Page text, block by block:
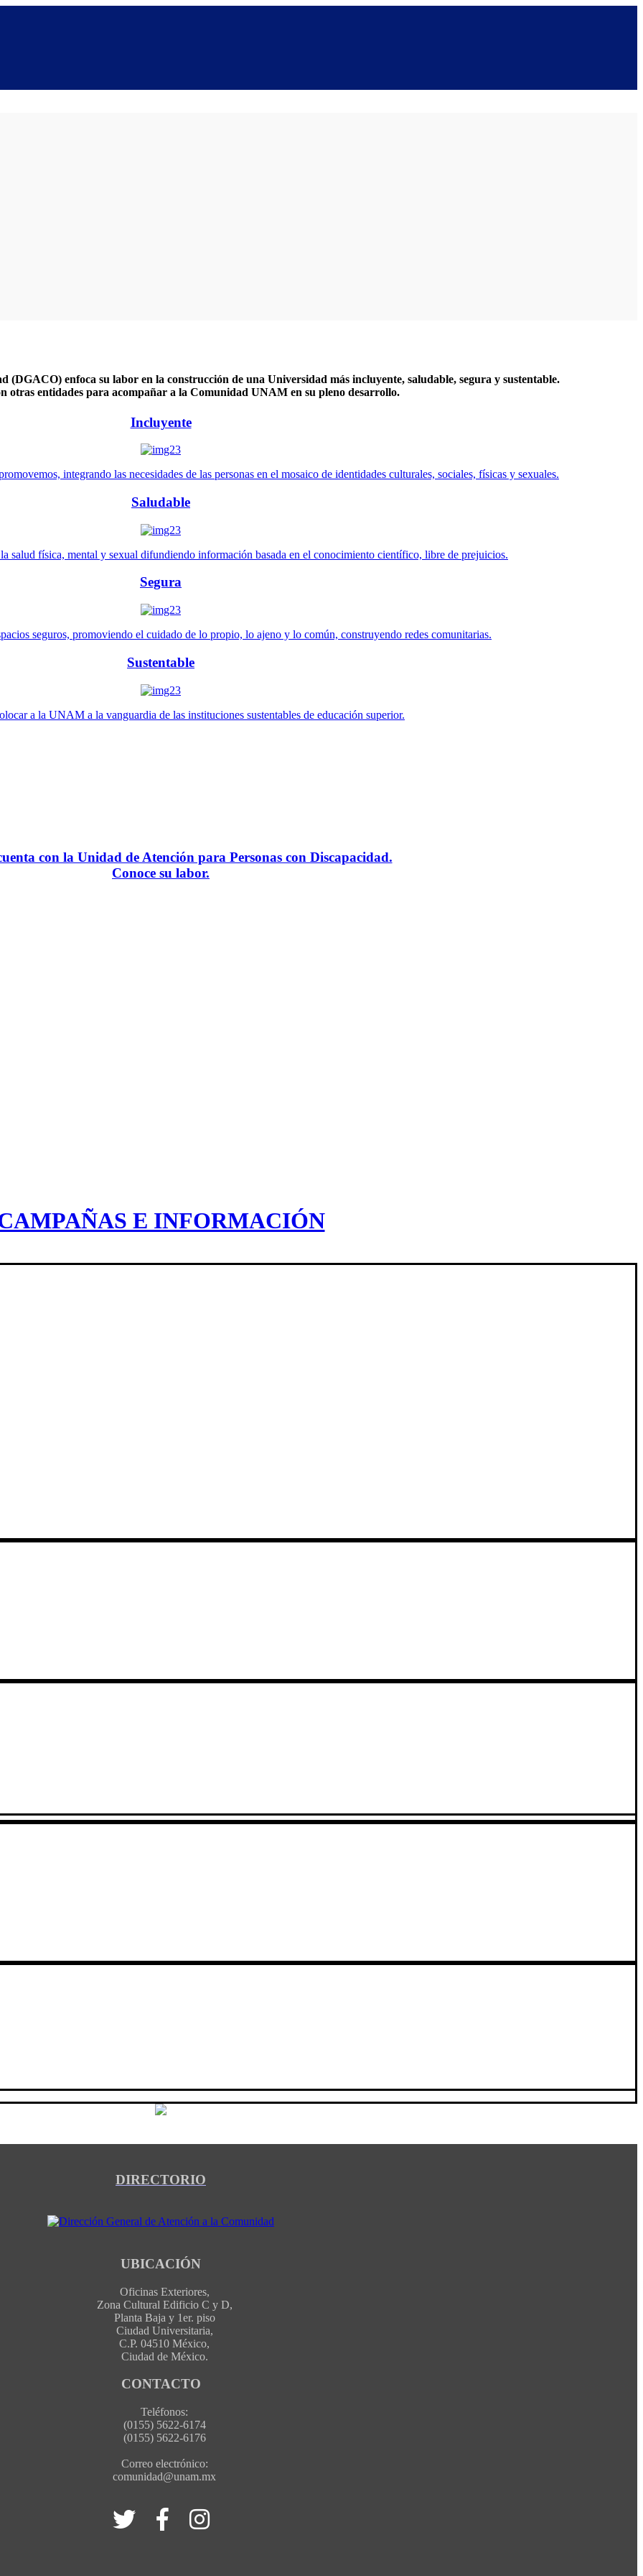
(DGACO) enfoca su labor en la construcción de una Universidad más incluyente, saludable, segura y sustentable.
otras entidades para acompañar a la Comunidad UNAM en su pleno desarrollo.
Incluyente
integrando las necesidades de las personas en el mosaico de identidades culturales, sociales, físicas y sexuales.
Saludable
salud física, mental y sexual difundiendo información basada en el conocimiento científico, libre de prejuicios.
Segura
seguros, promoviendo el cuidado de lo propio, lo ajeno y lo común, construyendo redes comunitarias.
Sustentable
a la UNAM a la vanguardia de las instituciones sustentables de educación superior.
con la Unidad de Atención para Personas con Discapacidad.
Conoce su labor.
E INFORMACIÓN
DIRECTORIO
UBICACIÓN
Oficinas Exteriores,
Zona Cultural Edificio C y D,
Planta Baja y 1er. piso
Ciudad Universitaria,
C.P. 04510 México,
Ciudad de México.
CONTACTO
Teléfonos:
(0155) 5622-6174
(0155) 5622-6176
Correo electrónico:
comunidad@unam.mx